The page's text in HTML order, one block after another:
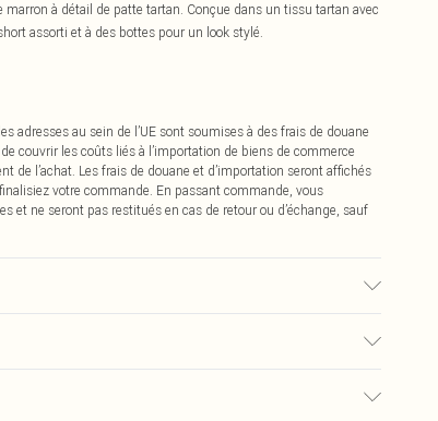
à détail de patte tartan. Conçue dans un tissu tartan avec
assorti et à des bottes pour un look stylé.
au sein de l’UE sont soumises à des frais de douane
couvrir les coûts liés à l’importation de biens de commerce
de l’achat. Les frais de douane et d’importation seront affichés
votre commande. En passant commande, vous
et ne seront pas restitués en cas de retour ou d’échange, sauf